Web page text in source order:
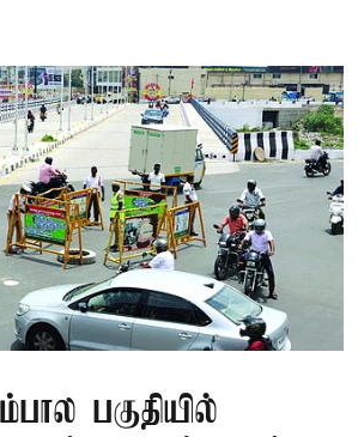
பகுதியில்